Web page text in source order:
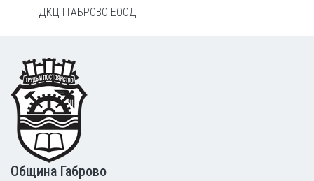
ДКЦ I ГАБРОВО ЕООД
Footer
Община Габрово